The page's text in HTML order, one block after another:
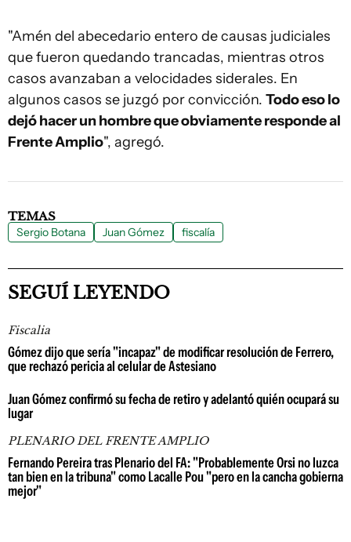
"Amén del abecedario entero de causas judiciales
que fueron quedando trancadas, mientras otros
casos avanzaban a velocidades siderales. En
algunos casos se juzgó por convicción. Todo eso lo
dejó hacer un hombre que obviamente responde al
Frente Amplio", agregó.
TEMAS
Sergio Botana Juan Gómez fiscalía
SEGUÍ LEYENDO
Fiscalia
Gómez dijo que sería "incapaz" de modificar resolución de Ferrero,
que rechazó pericia al celular de Astesiano
Juan Gómez confirmó su fecha de retiro y adelantó quién ocupará su
lugar
PLENARIO DEL FRENTE AMPLIO
Fernando Pereira tras Plenario del FA: "Probablemente Orsi no luzca
tan bien en la tribuna" como Lacalle Pou "pero en la cancha gobierna
mejor"